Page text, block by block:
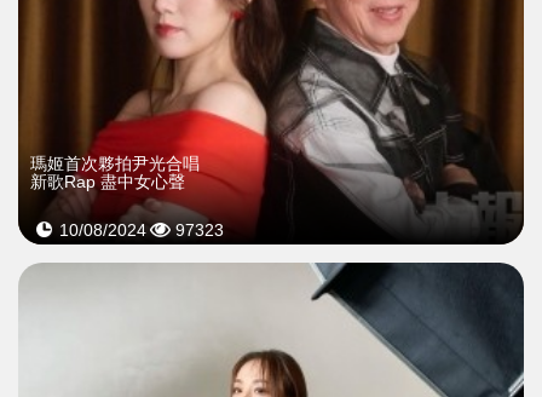
瑪姬首次夥拍尹光合唱
新歌Rap 盡中女心聲
10/08/2024 97323